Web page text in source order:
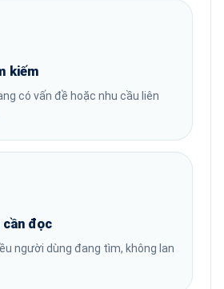
kiếm
có vấn đề hoặc nhu cầu liên
cần đọc
người dùng đang tìm, không lan